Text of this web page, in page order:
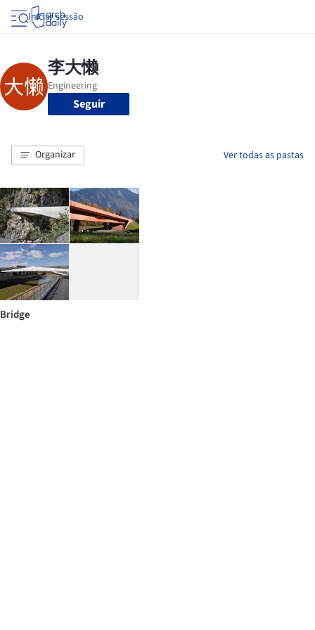
Iniciar sessão
Seguir
Organizar Ver todas as pastas
Bridge